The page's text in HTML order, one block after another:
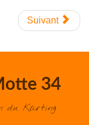
Suivant
34
du Karting